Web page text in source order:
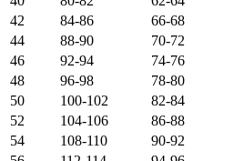
42
84-86 66-68
44
88-90 70-72
46
92-94 74-76
48
96-98 78-80
50
100-102 82-84
52
104-106 86-88
54
108-110 90-92